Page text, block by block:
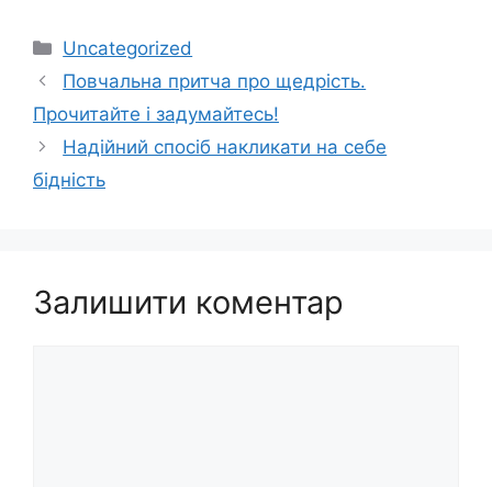
Категорії
Uncategorized
Повчальна притча про щедрість.
Прочитайте і задумайтесь!
Надійний спосіб накликати на себе
бідність
Залишити коментар